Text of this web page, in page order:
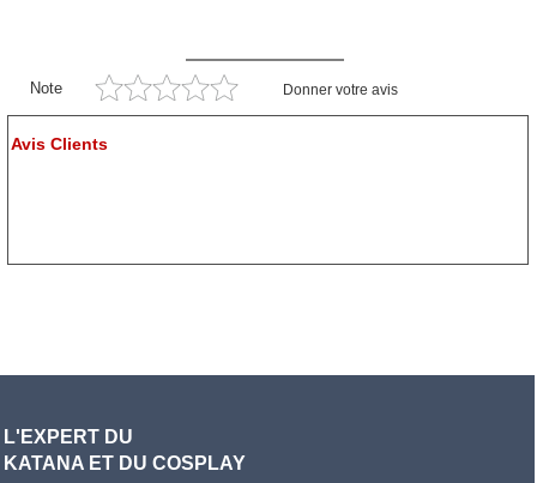
Note Donner votre avis
Avis Clients
L'EXPERT DU
KATANA ET DU COSPLAY